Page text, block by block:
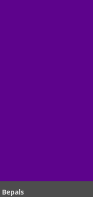
Bepals